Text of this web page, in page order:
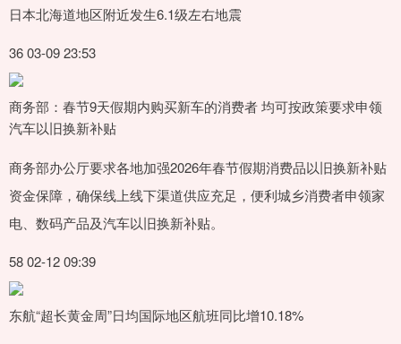
日本北海道地区附近发生6.1级左右地震
36 03-09 23:53
商务部：春节9天假期内购买新车的消费者 均可按政策要求申领
汽车以旧换新补贴
商务部办公厅要求各地加强2026年春节假期消费品以旧换新补贴
资金保障，确保线上线下渠道供应充足，便利城乡消费者申领家
电、数码产品及汽车以旧换新补贴。
58 02-12 09:39
东航“超长黄金周”日均国际地区航班同比增10.18%